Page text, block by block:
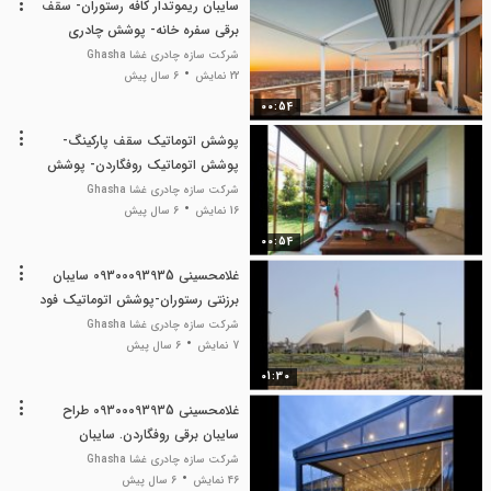
00:54
سایبان ریموتدار کافه رستوران- سقف
برقی سفره خانه- پوشش چادری
اتوماتیک
شرکت سازه چادری غشا Ghasha
22 نمایش
6 سال پیش
00:54
پوشش اتوماتیک سقف پارکینگ-
پوشش اتوماتیک روفگاردن- پوشش
جمع شونده حیاط رستوران- پوشش
مدرن حیاط رستوران-
شرکت سازه چادری غشا Ghasha
16 نمایش
6 سال پیش
01:30
غلامحسینی 09300093935 سایبان
برزنتی رستوران-پوشش اتوماتیک فود
کورت- پوشش اتوماتیک حیاط-
شرکت سازه چادری غشا Ghasha
7 نمایش
6 سال پیش
غلامحسینی 09300093935 طراح
سایبان برقی روفگاردن. سایبان
اتوماتیک استخر. پوشش جمع شونده
سقف کافه رستوران
شرکت سازه چادری غشا Ghasha
46 نمایش
6 سال پیش